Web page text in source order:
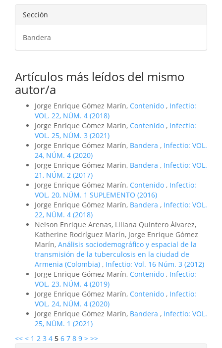
Sección
Bandera
Artículos más leídos del mismo
autor/a
Jorge Enrique Gómez Marín, Contenido , Infectio:
VOL. 22, NÚM. 4 (2018)
Jorge Enrique Gómez Marín, Contenido , Infectio:
VOL. 25, NÚM. 3 (2021)
Jorge Enrique Gómez Marín, Bandera , Infectio: VOL.
24, NÚM. 4 (2020)
Jorge Enrique Gómez Marin, Bandera , Infectio: VOL.
21, NÚM. 2 (2017)
Jorge Enrique Gómez Marín, Contenido , Infectio:
VOL. 20, NÚM. 1 SUPLEMENTO (2016)
Jorge Enrique Gómez Marín, Bandera , Infectio: VOL.
22, NÚM. 4 (2018)
Nelson Enrique Arenas, Liliana Quintero Álvarez,
Katherine Rodríguez Marín, Jorge Enrique Gómez
Marín, Análisis sociodemográfico y espacial de la
transmisión de la tuberculosis en la ciudad de
Armenia (Colombia) , Infectio: Vol. 16 Núm. 3 (2012)
Jorge Enrique Gómez Marín, Contenido , Infectio:
VOL. 23, NÚM. 4 (2019)
Jorge Enrique Gómez Marín, Contenido , Infectio:
VOL. 24, NÚM. 4 (2020)
Jorge Enrique Gómez Marín, Bandera , Infectio: VOL.
25, NÚM. 1 (2021)
<< < 1 2 3 4 5 6 7 8 9 > >>